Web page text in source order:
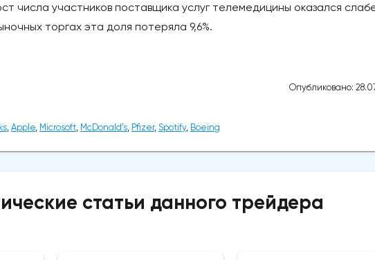
числа участников поставщика услуг телемедицины оказался
торгах эта доля потеряла 9,6%.
Опубликовано:
, Apple, Microsoft, McDonald's, Pfizer, Spotify, Boeing
статьи данного трейдера